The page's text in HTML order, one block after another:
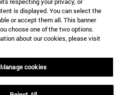
is displayed. You can select the
or accept them all. This banner
choose one of the two options.
about our cookies, please visit
Manage cookies